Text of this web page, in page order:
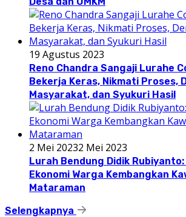
19 Agustus 2023
Reno Chandra Sangaji Lurahe
Bekerja Keras, Nikmati Proses,
Masyarakat, dan Syukuri Hasil
2 Mei 20232 Mei 2023
Lurah Bendung Didik
Ekonomi Warga Kembangkan
Mataraman
Selengkapnya